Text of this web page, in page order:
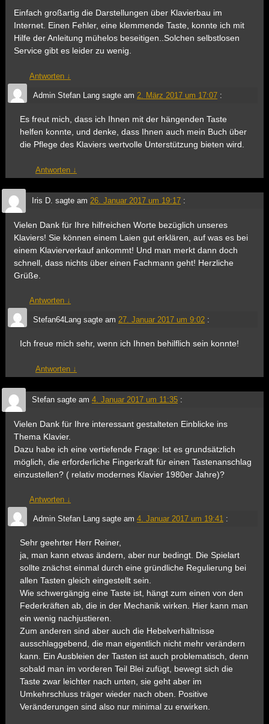
Einfach großartig die Darstellungen über Klavierbau im
Internet. Einen Fehler, eine klemmende Taste, konnte ich mit
Hilfe der Anleitung mühelos beseitigen..Solchen selbstlosen
Service gibt es leider zu wenig.
Antworten ↓
Admin Stefan Langsagte am 2. März 2017 um 17:07 :
Es freut mich, dass ich Ihnen mit der hängenden Taste
helfen konnte, und denke, dass Ihnen auch mein Buch über
die Pflege des Klaviers wertvolle Unterstützung bieten wird.
Antworten ↓
Iris D. sagte am 26. Januar 2017 um 19:17 :
Vielen Dank für Ihre hilfreichen Worte bezüglich unseres
Klaviers! Sie können einem Laien gut erklären, auf was es bei
einem Klavierverkauf ankommt! Und man merkt dann doch
schnell, dass nichts über einen Fachmann geht! Herzliche
Grüße.
Antworten ↓
Stefan64Langsagte am 27. Januar 2017 um 9:02 :
Ich freue mich sehr, wenn ich Ihnen behilflich sein konnte!
Antworten ↓
Stefansagte am 4. Januar 2017 um 11:35 :
Vielen Dank für Ihre interessant gestalteten Einblicke ins
Thema Klavier.
Dazu habe ich eine vertiefende Frage: Ist es grundsätzlich
möglich, die erforderliche Fingerkraft für einen Tastenanschlag
einzustellen? ( relativ modernes Klavier 1980er Jahre)?
Antworten ↓
Admin Stefan Langsagte am 4. Januar 2017 um 19:41 :
Sehr geehrter Herr Reiner,
ja, man kann etwas ändern, aber nur bedingt. Die Spielart
sollte znächst einmal durch eine gründliche Regulierung bei
allen Tasten gleich eingestellt sein.
Wie schwergängig eine Taste ist, hängt zum einen von den
Federkräften ab, die in der Mechanik wirken. Hier kann man
ein wenig nachjustieren.
Zum anderen sind aber auch die Hebelverhältnisse
ausschlaggebend, die man eigentlich nicht mehr verändern
kann. Ein Ausbleien der Tasten ist auch problematisch, denn
sobald man im vorderen Teil Blei zufügt, bewegt sich die
Taste zwar leichter nach unten, sie geht aber im
Umkehrschluss träger wieder nach oben. Positive
Veränderungen sind also nur minimal zu erwirken.